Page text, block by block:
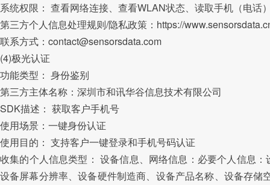
系统权限： 查看网络连接、查看WLAN状态、读取手机（电话
第三方个人信息处理规则/隐私政策：https://
联系方式：contact@sensorsdata.com
(4)极光认证
功能类型： 身份鉴别
第三方主体名称：深圳市和讯华谷信息技术有限公司
SDK描述： 获取客户手机号
使用场景：一键身份认证
使用目的： 支持客户一键登录和手机号码认证
收集的个人信息类型： 设备信息、网络信息：必要个人信息
设备屏幕分辨率、设备硬件制造商、设备产品名称、设备存